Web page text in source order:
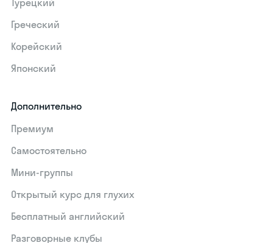
Турецкий
Греческий
Корейский
Японский
Дополнительно
Премиум
Самостоятельно
Мини-группы
Открытый курс для глухих
Бесплатный английский
Разговорные клубы